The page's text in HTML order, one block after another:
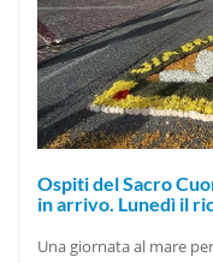
Ospiti del Sacro
in arrivo. Lunedì il
Una giornata al mare